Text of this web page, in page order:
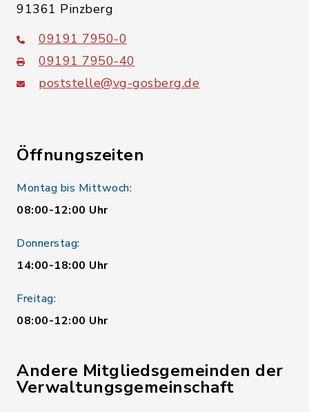
91361 Pinzberg
09191 7950-0
09191 7950-40
poststelle@vg-gosberg.de
Öffnungszeiten
Montag bis Mittwoch:
08:00-12:00 Uhr
Donnerstag:
14:00-18:00 Uhr
Freitag:
08:00-12:00 Uhr
Andere Mitgliedsgemeinden der
Verwaltungsgemeinschaft